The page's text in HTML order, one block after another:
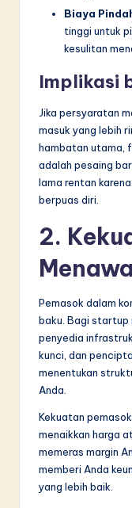
Biaya
tinggi untuk
kesulitan
Implikasi
Jika persyaratan
masuk yang lebih
hambatan utama,
adalah pesaing
lama rentan
berpuas diri.
2.
Pemasok dalam
baku. Bagi startup
penyedia
kunci, dan
menentukan
Anda.
Kekuatan
menaikkan harga
memeras margin
memberi Anda
yang lebih baik.